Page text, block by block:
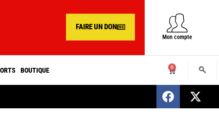
FAIRE UN DON
Mon compte
BOUTIQUE 0
SENEGAL : Nomination d’un nouveau